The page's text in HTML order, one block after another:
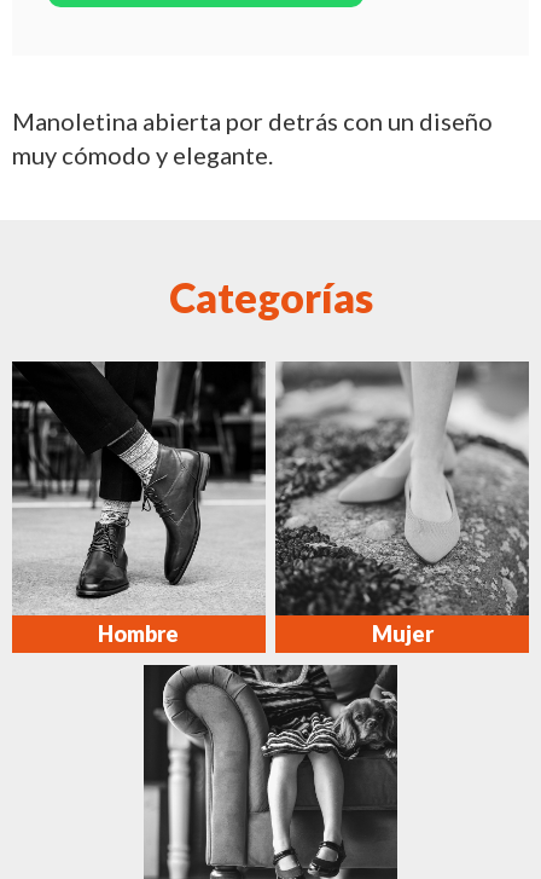
Manoletina abierta por detrás con un diseño
muy cómodo y elegante.
Categorías
Hombre Mujer